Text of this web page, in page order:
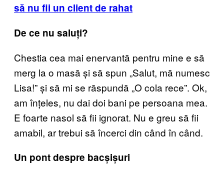
să nu fii un client de rahat
De ce nu saluți?
Chestia cea mai enervantă pentru mine e să
merg la o masă și să spun „Salut, mă numesc
Lisa!” și să mi se răspundă „O cola rece”. Ok,
am înțeles, nu dai doi bani pe persoana mea.
E foarte nasol să fii ignorat. Nu e greu să fii
amabil, ar trebui să încerci din când în când.
Un pont despre bacșișuri